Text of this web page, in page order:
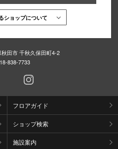
ショップについて
田市 千秋久保田町4-2
838-7733
フロアガイド
ショップ検索
施設案内